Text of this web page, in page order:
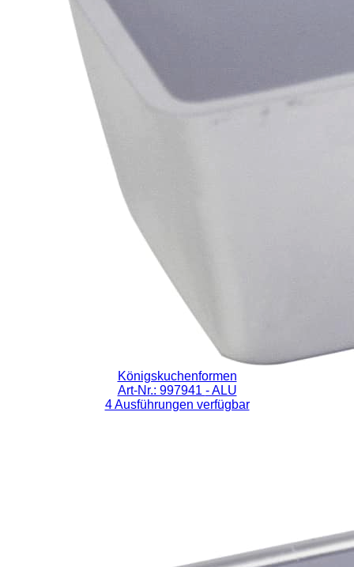
Königskuchenformen
Art-Nr.: 997941 - ALU
4 Ausführungen verfügbar